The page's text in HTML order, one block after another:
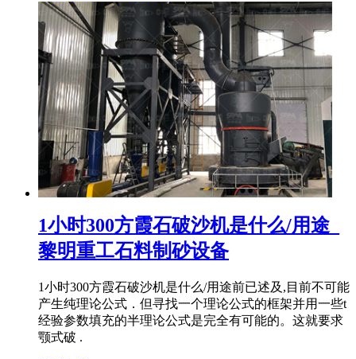
1小时300方霞石破沙机是什么/用途_
黎明重工石料制砂设备
1小时300方霞石破沙机是什么/用途前已述及,目前不可能
产生纯理论公式．但寻找一个理论公式的框架并用一些t
经验参数填充的半理论公式是完全有可能的。这就要求
颚式破 .